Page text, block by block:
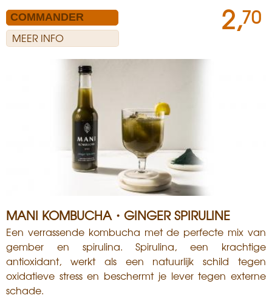
MEER INFO
2,70
MANI KOMBUCHA・GINGER SPIRULINE
Een verrassende kombucha met de perfecte mix van
gember en spirulina. Spirulina, een krachtige
antioxidant, werkt als een natuurlijk schild tegen
oxidatieve stress en beschermt je lever tegen externe
schade.